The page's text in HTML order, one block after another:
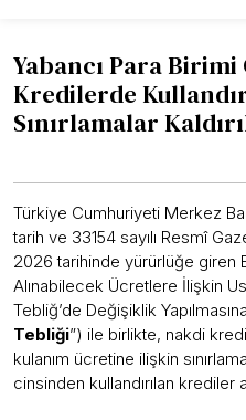
Yabancı Para
Kredilerde
Sınırlamalar
Türkiye Cumhuriyeti Merkez
tarih ve 33154 sayılı Resmî
2026 tarihinde yürürlüğe giren
Alınabilecek Ücretlere İlişkin
Tebliğ’de Değişiklik
Tebliği”) ile birlikte, nakdi
kulanım ücretine ilişkin
cinsinden kullandırılan krediler